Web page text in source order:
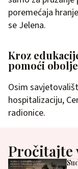
poremećaja
se Jelena.
Kroz
pomoći
Osim
hospitalizaciju,
radionice.
Pročitajte